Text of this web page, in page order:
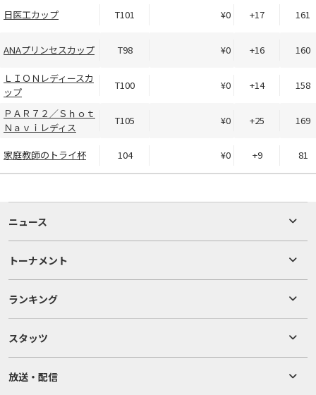
日医工カップ T101 ¥0 +17 161
ANAプリンセスカップ T98 ¥0 +16 160
ＬＩＯＮレディースカ
ップ
T100 ¥0 +14 158
ＰＡＲ７２／Ｓｈｏｔ
Ｎａｖｉレディス
T105 ¥0 +25 169
家庭教師のトライ杯 104 ¥0 +9 81
ニュース
トーナメント
ランキング
スタッツ
放送・配信